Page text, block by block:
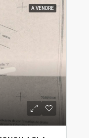
A VENDRE